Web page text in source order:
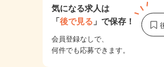
気になる求人は
「後で見る 」で保存！
会員登録なしで、
何件でも応募できます。